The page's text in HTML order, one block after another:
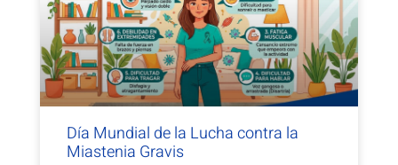
Día Mundial de la Lucha contra la
Miastenia Gravis